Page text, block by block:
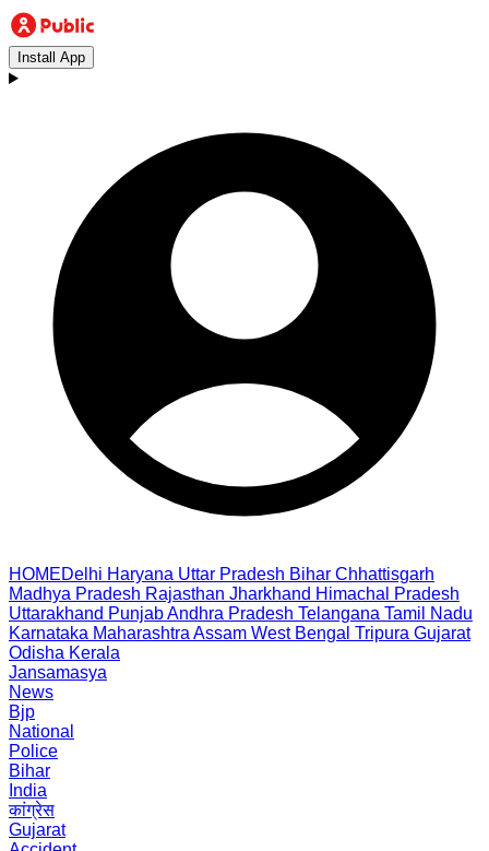
Install App
HOMEDelhi Haryana Uttar Pradesh Bihar Chhattisgarh
Madhya Pradesh Rajasthan Jharkhand Himachal Pradesh
Uttarakhand PunjabAndhra Pradesh Telangana Tamil Nadu
Karnataka Maharashtra Assam West Bengal Tripura Gujarat
Odisha Kerala
Jansamasya
News
Bjp
National
Police
Bihar
India
कांग्रेस
Gujarat